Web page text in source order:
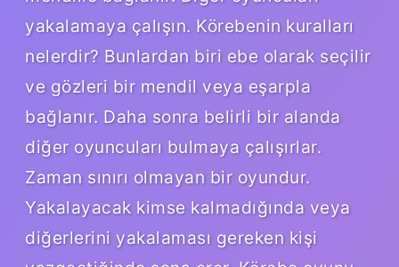
yakalamaya çalışın. Körebenin kuralları
nelerdir? Bunlardan biri ebe olarak seçilir
ve gözleri bir mendil veya eşarpla
bağlanır. Daha sonra belirli bir alanda
diğer oyuncuları bulmaya çalışırlar.
Zaman sınırı olmayan bir oyundur.
Yakalayacak kimse kalmadığında veya
diğerlerini yakalaması gereken kişi